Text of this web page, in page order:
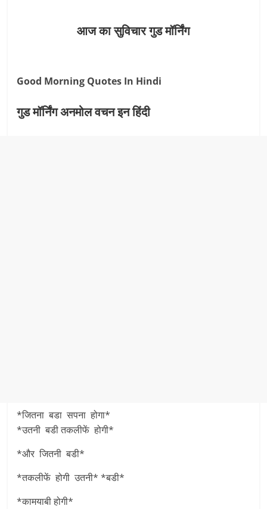
आज का सुविचार गुड मॉर्निंग
Good Morning Quotes In Hindi
गुड मॉर्निंग अनमोल वचन इन हिंदी
*जितना बडा सपना होगा*
*उतनी बडी तकलीफें होगी*
*और जितनी बडी*
*तकलीफें होगी उतनी* *बडी*
*कामयाबी होगी*